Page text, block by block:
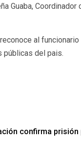
Guaba,
al
públicas del pais.
confirma prisión